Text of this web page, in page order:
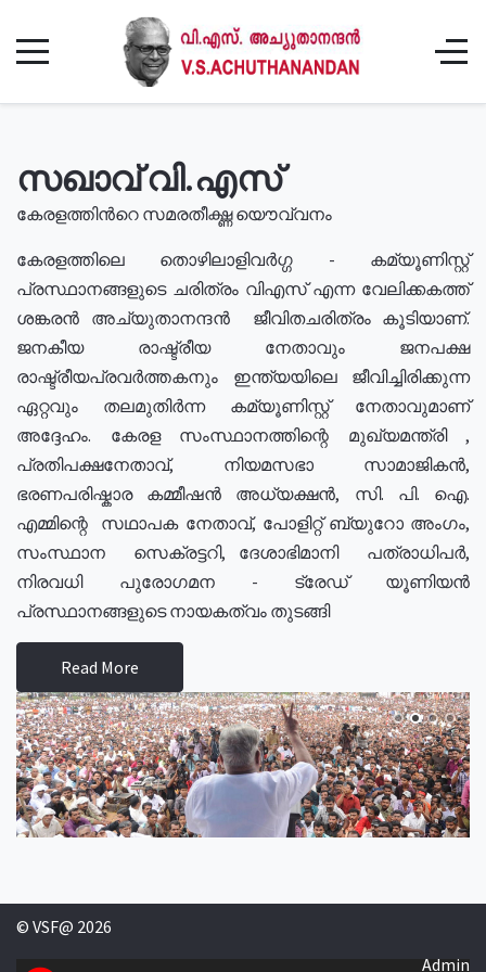
സഖാവ് വി.എസ്
കേരളത്തിൻറെ സമരതീക്ഷ്ണ യൌവ്വനം
കേരളത്തിലെ തൊഴിലാളിവർഗ്ഗ - കമ്യൂണിസ്റ്റ്
പ്രസ്ഥാനങ്ങളുടെ ചരിത്രം വിഎസ് എന്ന വേലിക്കകത്ത്
ശങ്കരൻ അച്യുതാനന്ദൻ ജീവിതചരിത്രം കൂടിയാണ്.
ജനകീയ രാഷ്ട്രീയ നേതാവും ജനപക്ഷ
രാഷ്ട്രീയപ്രവർത്തകനും ഇന്ത്യയിലെ ജീവിച്ചിരിക്കുന്ന
ഏറ്റവും തലമുതിർന്ന കമ്യൂണിസ്റ്റ് നേതാവുമാണ്
അദ്ദേഹം. കേരള സംസ്ഥാനത്തിന്റെ മുഖ്യമന്ത്രി ,
പ്രതിപക്ഷനേതാവ്, നിയമസഭാ സാമാജികൻ,
ഭരണപരിഷ്കാര കമ്മീഷൻ അധ്യക്ഷൻ, സി. പി. ഐ.
എമ്മിന്റെ സഥാപക നേതാവ്, പോളിറ്റ് ബ്യുറോ അംഗം,
സംസ്ഥാന സെക്രട്ടറി, ദേശാഭിമാനി പത്രാധിപർ,
നിരവധി പുരോഗമന - ട്രേഡ് യൂണിയൻ
പ്രസ്ഥാനങ്ങളുടെ നായകത്വം തുടങ്ങി
Read More
© VSF@ 2026
Admin